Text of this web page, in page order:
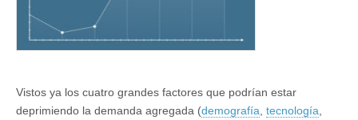
Vistos ya los cuatro grandes factores que podrían estar
deprimiendo la demanda agregada (demografía tecnología